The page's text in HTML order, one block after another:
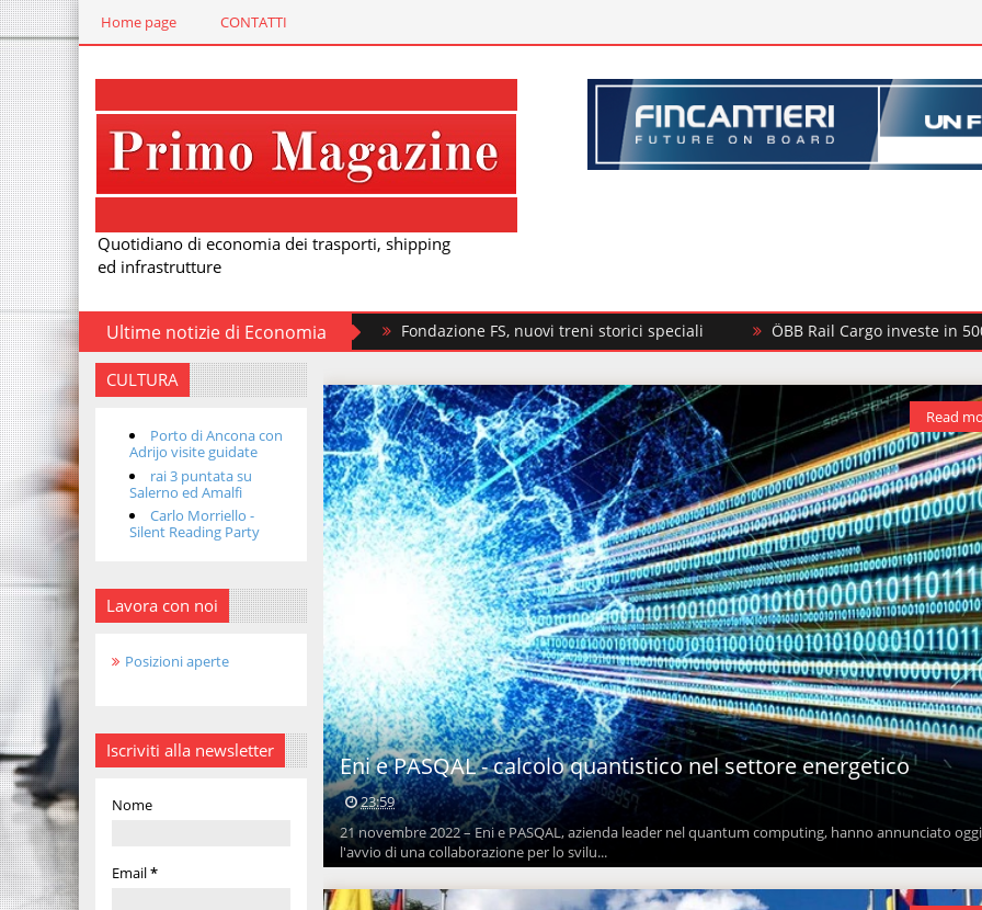
Home page CONTATTI
Quotidiano di economia dei trasporti, shipping
ed infrastrutture
Ultime notizie di EconomiaFondazione FS, nuovi treni storici speciali ÖBB Rail Cargo investe in 500 nuovi carri
CULTURA
Porto di Ancona con
Adrijo visite guidate
rai 3 puntata su
Salerno ed Amalfi
Carlo Morriello -
Silent Reading Party
Lavora con noi
Posizioni aperte
Iscriviti alla newsletter
Nome
Email*
Eni e PASQAL - calcolo quantistico nel settore energetico
23:59
21 novembre 2022 – Eni e PASQAL, azienda leader nel quantum computing, hanno annunciato oggi
l'avvio di una collaborazione per lo svilu...
Read